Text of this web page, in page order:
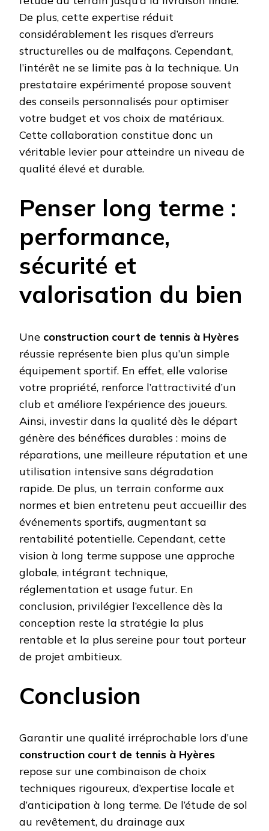
De plus, cette expertise réduit
considérablement les risques d’erreurs
structurelles ou de malfaçons. Cependant,
l’intérêt ne se limite pas à la technique. Un
prestataire expérimenté propose souvent
des conseils personnalisés pour optimiser
votre budget et vos choix de matériaux.
Cette collaboration constitue donc un
véritable levier pour atteindre un niveau de
qualité élevé et durable.
Penser long terme :
performance,
sécurité et
valorisation du bien
Une construction court de tennis à Hyères
réussie représente bien plus qu’un simple
équipement sportif. En effet, elle valorise
votre propriété, renforce l’attractivité d’un
club et améliore l’expérience des joueurs.
Ainsi, investir dans la qualité dès le départ
génère des bénéfices durables : moins de
réparations, une meilleure réputation et une
utilisation intensive sans dégradation
rapide. De plus, un terrain conforme aux
normes et bien entretenu peut accueillir des
événements sportifs, augmentant sa
rentabilité potentielle. Cependant, cette
vision à long terme suppose une approche
globale, intégrant technique,
réglementation et usage futur. En
conclusion, privilégier l’excellence dès la
conception reste la stratégie la plus
rentable et la plus sereine pour tout porteur
de projet ambitieux.
Conclusion
Garantir une qualité irréprochable lors d’une
construction court de tennis à Hyères
repose sur une combinaison de choix
techniques rigoureux, d’expertise locale et
d’anticipation à long terme. De l’étude de sol
au revêtement, du drainage aux